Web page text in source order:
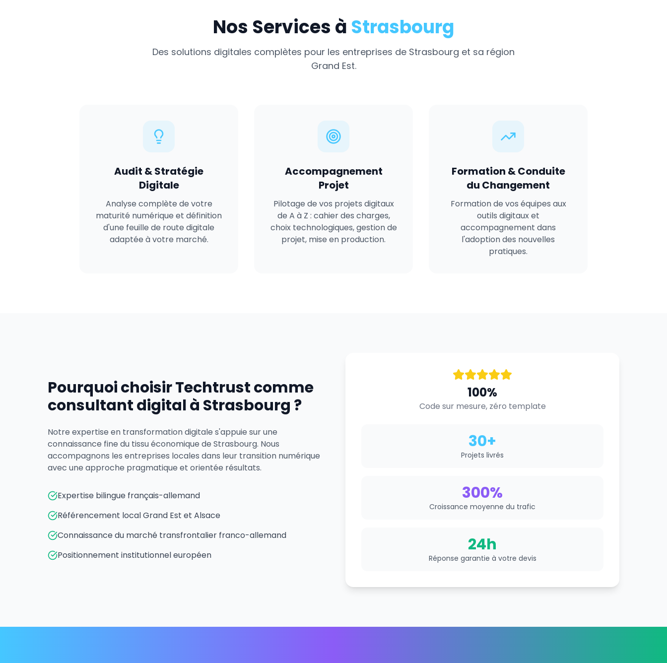
Nos Services à Strasbourg
Des solutions digitales complètes pour les entreprises de Strasbourg et sa région
Grand Est.
Audit & Stratégie
Digitale
Analyse complète de votre
maturité numérique et définition
d'une feuille de route digitale
adaptée à votre marché.
Accompagnement
Projet
Pilotage de vos projets digitaux
de A à Z : cahier des charges,
choix technologiques, gestion de
projet, mise en production.
Formation & Conduite
du Changement
Formation de vos équipes aux
outils digitaux et
accompagnement dans
l'adoption des nouvelles
pratiques.
Pourquoi choisir Techtrust comme
consultant digital à Strasbourg ?
Notre expertise en transformation digitale s'appuie sur une
connaissance fine du tissu économique de Strasbourg. Nous
accompagnons les entreprises locales dans leur transition numérique
avec une approche pragmatique et orientée résultats.
Expertise bilingue français-allemand
Référencement local Grand Est et Alsace
Connaissance du marché transfrontalier franco-allemand
Positionnement institutionnel européen
100%
Code sur mesure, zéro template
30+
Projets livrés
300%
Croissance moyenne du trafic
24h
Réponse garantie à votre devis